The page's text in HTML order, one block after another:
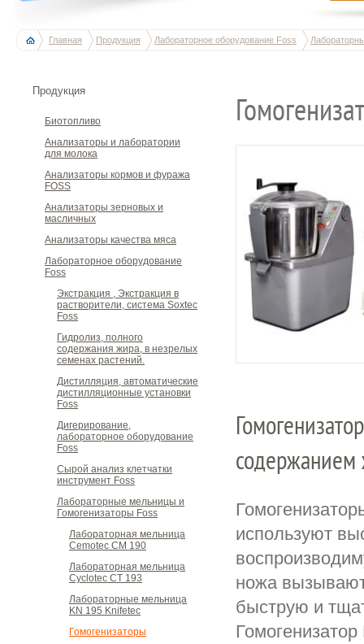
Главная Продукция Лабораторное оборудование Foss
содержанием
используют
ножа
быструю и
Продукция
Биотопливо
Анализаторы и лаборатории
для молока
Анализаторы кормов и фуража
FOSS
Анализаторы зерновых и
масличных
Анализаторы качества мяса
Лабораторное оборудование
Foss
Экстракция , Экстракция в
растворители, система Soxtec
Foss
Гидролиз, полного
содержания жира, в незрелых
семенах растений.
Дистилляция, автоматические
дистилляционные установки
Foss
Дигерирование,
лабораторное оборудование
Foss
Сырой анализ клетчатки
инструмент Foss
Лабораторные мельницы и
Гомогенизаторы Foss
Лабораторная мельница
Cemotec CM 190
Лабораторная мельница
Cyclotec CT 193
Лабораторные мельница
KN 195 Knifetec
Гомогенизаторы